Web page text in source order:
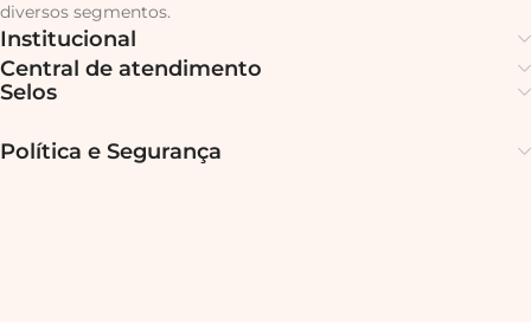
diversos segmentos.
Institucional
Central de atendimento
Selos
Política e Segurança